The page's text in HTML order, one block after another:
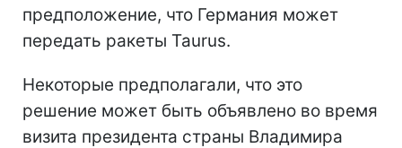
предположение, что Германия может
передать ракеты Taurus.
Некоторые предполагали, что это
решение может быть объявлено во время
визита президента страны Владимира